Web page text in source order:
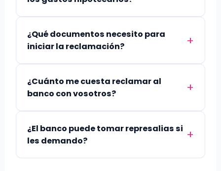
¿Qué documentos necesito para
iniciar la reclamación?
¿Cuánto me cuesta reclamar al
banco con vosotros?
¿El banco puede tomar represalias si
les demando?